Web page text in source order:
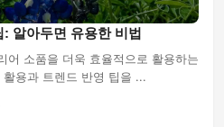
알아두면 유용한 비법
어 소품을 더욱 효율적으로 활용하는
용과 트렌드 반영 팁을 ...